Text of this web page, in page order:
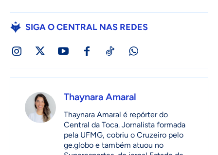
SIGA O CENTRAL NAS REDES
Thaynara Amaral
Thaynara Amaral é repórter do
Central da Toca. Jornalista formada
pela UFMG, cobriu o Cruzeiro pelo
ge.globo e também atuou no